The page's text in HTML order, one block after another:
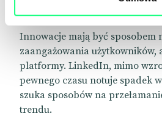
zawodowy.
Innowacje mają być sposobem
zaangażowania użytkowników,
platformy. LinkedIn, mimo
pewnego czasu notuje spadek
szuka sposobów na
trendu.